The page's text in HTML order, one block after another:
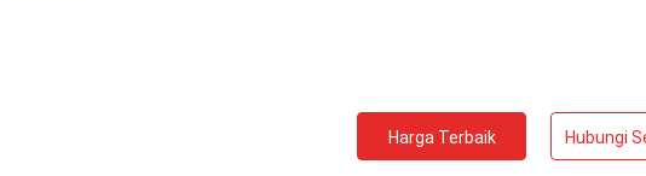
Harga Terbaik Hubungi